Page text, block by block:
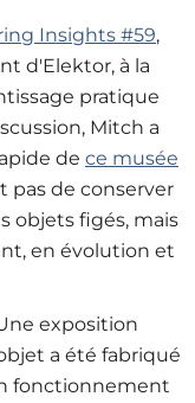
Insights #59,
d'Elektor, à la
pratique
Mitch a
de ce musée
pas de conserver
objets figés, mais
en évolution et
exposition
a été fabriqué
fonctionnement